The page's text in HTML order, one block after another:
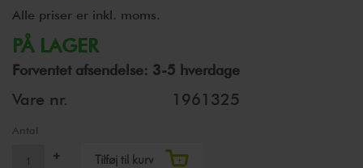
Alle priser er inkl. moms.
PÅ LAGER
Forventet afsendelse: 3-5 hverdage
Vare nr. 1961325
Antal
Tilføj til kurv